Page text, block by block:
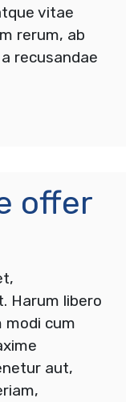
vitae
rerum, ab
recusandae
offer
Harum libero
modi cum
aut,